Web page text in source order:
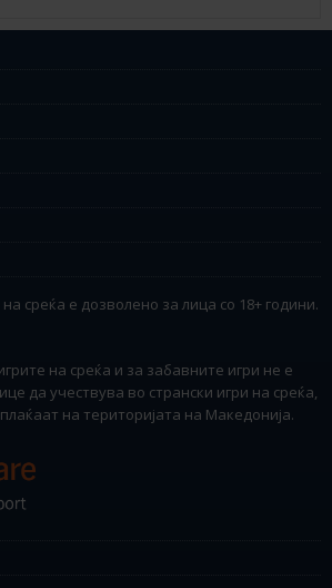
среќа е дозволено за лица со 18+ години.
на среќа и за забавните игри не е
да учествува во странски игри на среќа,
на територијата на Македонија.